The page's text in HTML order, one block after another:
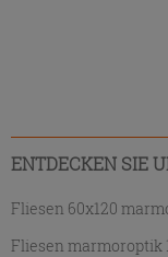
ENTDECKEN SIE
Fliesen 60x120
Fliesen marmoroptik